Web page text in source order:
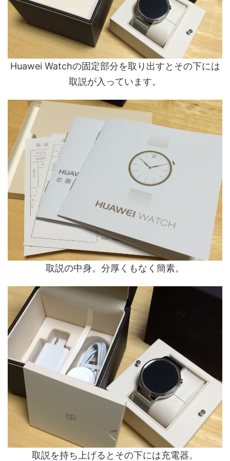
Huawei Watchの固定部分を取り出すとその下には
取説が入っています。
取説の中身。分厚くもなく簡素。
取説を持ち上げるとその下には充電器。